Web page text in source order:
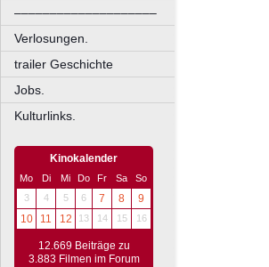
––––––––––––––––––––
Verlosungen.
trailer Geschichte
Jobs.
Kulturlinks.
Kinokalender
Mo Di Mi Do Fr Sa
So
3
4 5 6 7 8
9
10
11 12 13 14 15 16
12.669 Beiträge zu
3.883 Filmen im Forum